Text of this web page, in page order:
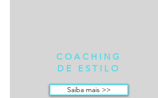
COACHING
DE ESTILO
Saiba mais >>